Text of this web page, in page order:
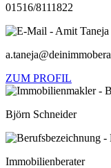
01516/8111822
ZUM PROFIL
Björn Schneider
Immobilienberater